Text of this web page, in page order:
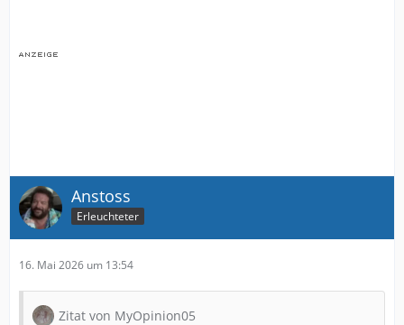
Anstoss
Erleuchteter
16. Mai 2026 um 13:54
Zitat von MyOpinion05